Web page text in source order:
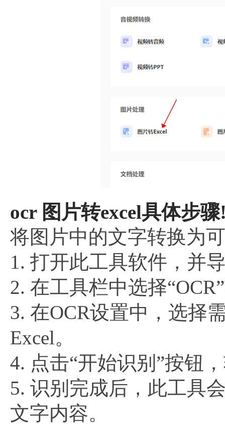
ocr 图片转excel具体步
将图片中的文字转换为
1. 打开此工具软件，并
2. 在工具栏中选择
3. 在OCR设置中，选择
Excel。
4. 点击“开始识别”按钮
5. 识别完成后，此工具
文字内容。